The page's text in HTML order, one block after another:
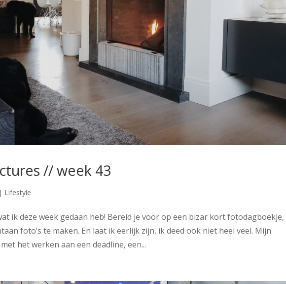
// week 43
| Lifestyle
ik deze week gedaan heb! Bereid je voor op een bizar kort fotodagboekje,
foto’s te maken. En laat ik eerlijk zijn, ik deed ook niet heel veel. Mijn
het werken aan een deadline, een...